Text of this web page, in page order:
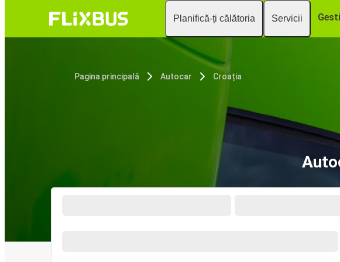
Planifică-ți călătoria Servicii
Pagina principală Autocar Croația